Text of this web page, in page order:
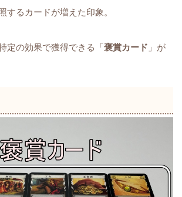
するカードが増えた印象。
定の効果で獲得できる「褒賞カード 」が